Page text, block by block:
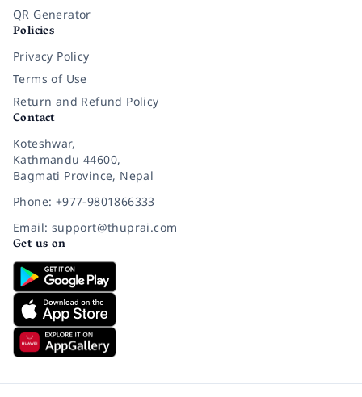
QR Generator
Policies
Privacy Policy
Terms of Use
Return and Refund Policy
Contact
Koteshwar,
Kathmandu 44600,
Bagmati Province, Nepal
Phone: +977-9801866333
Email: support@thuprai.com
Get us on